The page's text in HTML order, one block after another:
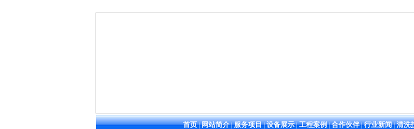
首页|网站简介|服务项目|设备展示|工程案例|合作伙伴|行业新闻|清洗